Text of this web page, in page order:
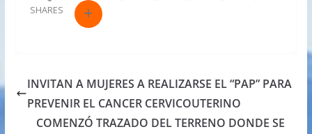
SHARES
INVITAN A MUJERES A REALIZARSE EL “PAP” PARA
PREVENIR EL CANCER CERVICOUTERINO
COMENZÓ TRAZADO DEL TERRENO DONDE SE